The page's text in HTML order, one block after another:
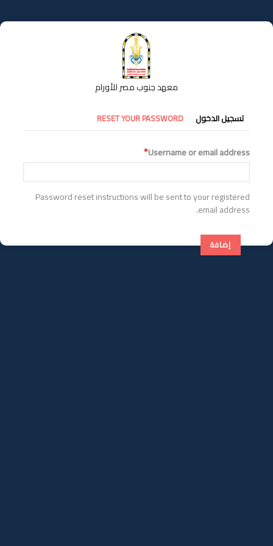
إلى
المحتوى
معهد جنوب مصر للأورام
التبويبات
الأساسية
تسجيل الدخول RESET YOUR PASSWORD
Username or email address
Password reset instructions will be sent to your registered
email address.